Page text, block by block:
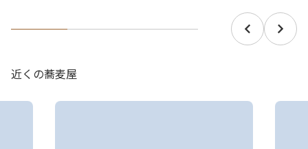
近くの蕎麦屋